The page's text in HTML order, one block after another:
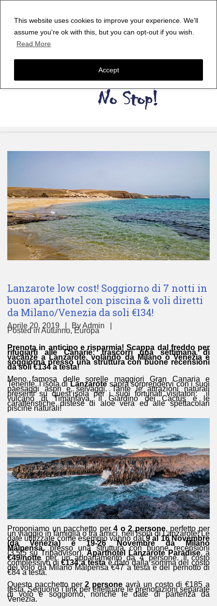
This website uses cookies to improve your experience. We'll
assume you're ok with this, but you can opt-out if you wish.
Read More
Accept
Lanzarote low cost! Soggiorno di 7 notti in
buon aparthotel con piscina & voli diretti
da Milano/Venezia da soli €134!
Aprile 20, 2019 ByAdmin
Posted inAutunno,Europa
Prenota in anticipo e risparmia! Scappa dal freddo per
rifugiarti alle Canarie: trascorri una settimana di
vacanze a Lanzarote, volando da Milano o Venezia e
soggiorna presso una struttura con buone recensioni
da soli €134 a testa!
Meno famosa delle sorelle maggiori Gran Canaria e
Tenerife, l’isola diLanzarotesaprà sorprendervi con i suoi
paesaggi aspri e selvaggi. Tante le attrazioni naturali
presenti su quest’isola per i suoi fortunati visitatori: il
vulcano di Timanfaya, il Giardino dei Cactus e le
caratteristiche distese di aloe vera ed alle spettacolari
piscine naturali!
Proponiamo un pacchetto per4 o 2 persone, perfetto per
un viaggio in famiglia o tra amici, nell’isola di Lanzarote! Le
date utilizzate come esempio vanno dal9 al 16 Novembre
(da Venezia) e 19-26 Novembre da Milano
Malpensa, presso una struttura con buone recensioni
(3,5/5 su Tripadvisor),Aparthotel Lanzarote Paradise, a
€49/notteper un appartamento da 4 persone. Il costo
complessivo di€134 a testaè dato dalla somma del costo
del volo da Milano Malpensa €47 a testa e del pernotto di
€84 a testa.
Questo pacchetto per2 persone avrà un costo di €185 a
testa. Seguono i link per effettuare le prenotazioni separate
di volo e soggiorno, nonchè le date di partenza da
Venezia.